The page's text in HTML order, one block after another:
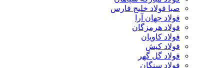
صبا فولاد خلیج فارس
فولاد جهان آرا
فولاد هرمزگان
فولاد کاویان
فولاد کیش
فولاد گل گهر
فولاد سنگان